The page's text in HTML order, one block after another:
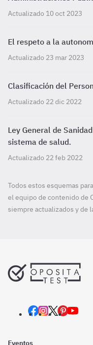
Actualizado 10 oct 2023
El respeto a la
Actualizado 23 mar 2023
Clasificación del
Actualizado 22 dic 2022
Ley General de
sistema de salud.
Actualizado 22 feb 2022
Todos estos esquemas
el equipo de contenido de
siempre actualizados y de
Eventos